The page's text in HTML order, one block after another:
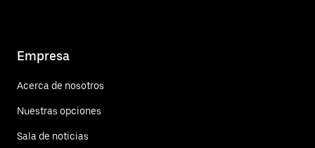
Empresa
Acerca de nosotros
Nuestras opciones
Sala de noticias